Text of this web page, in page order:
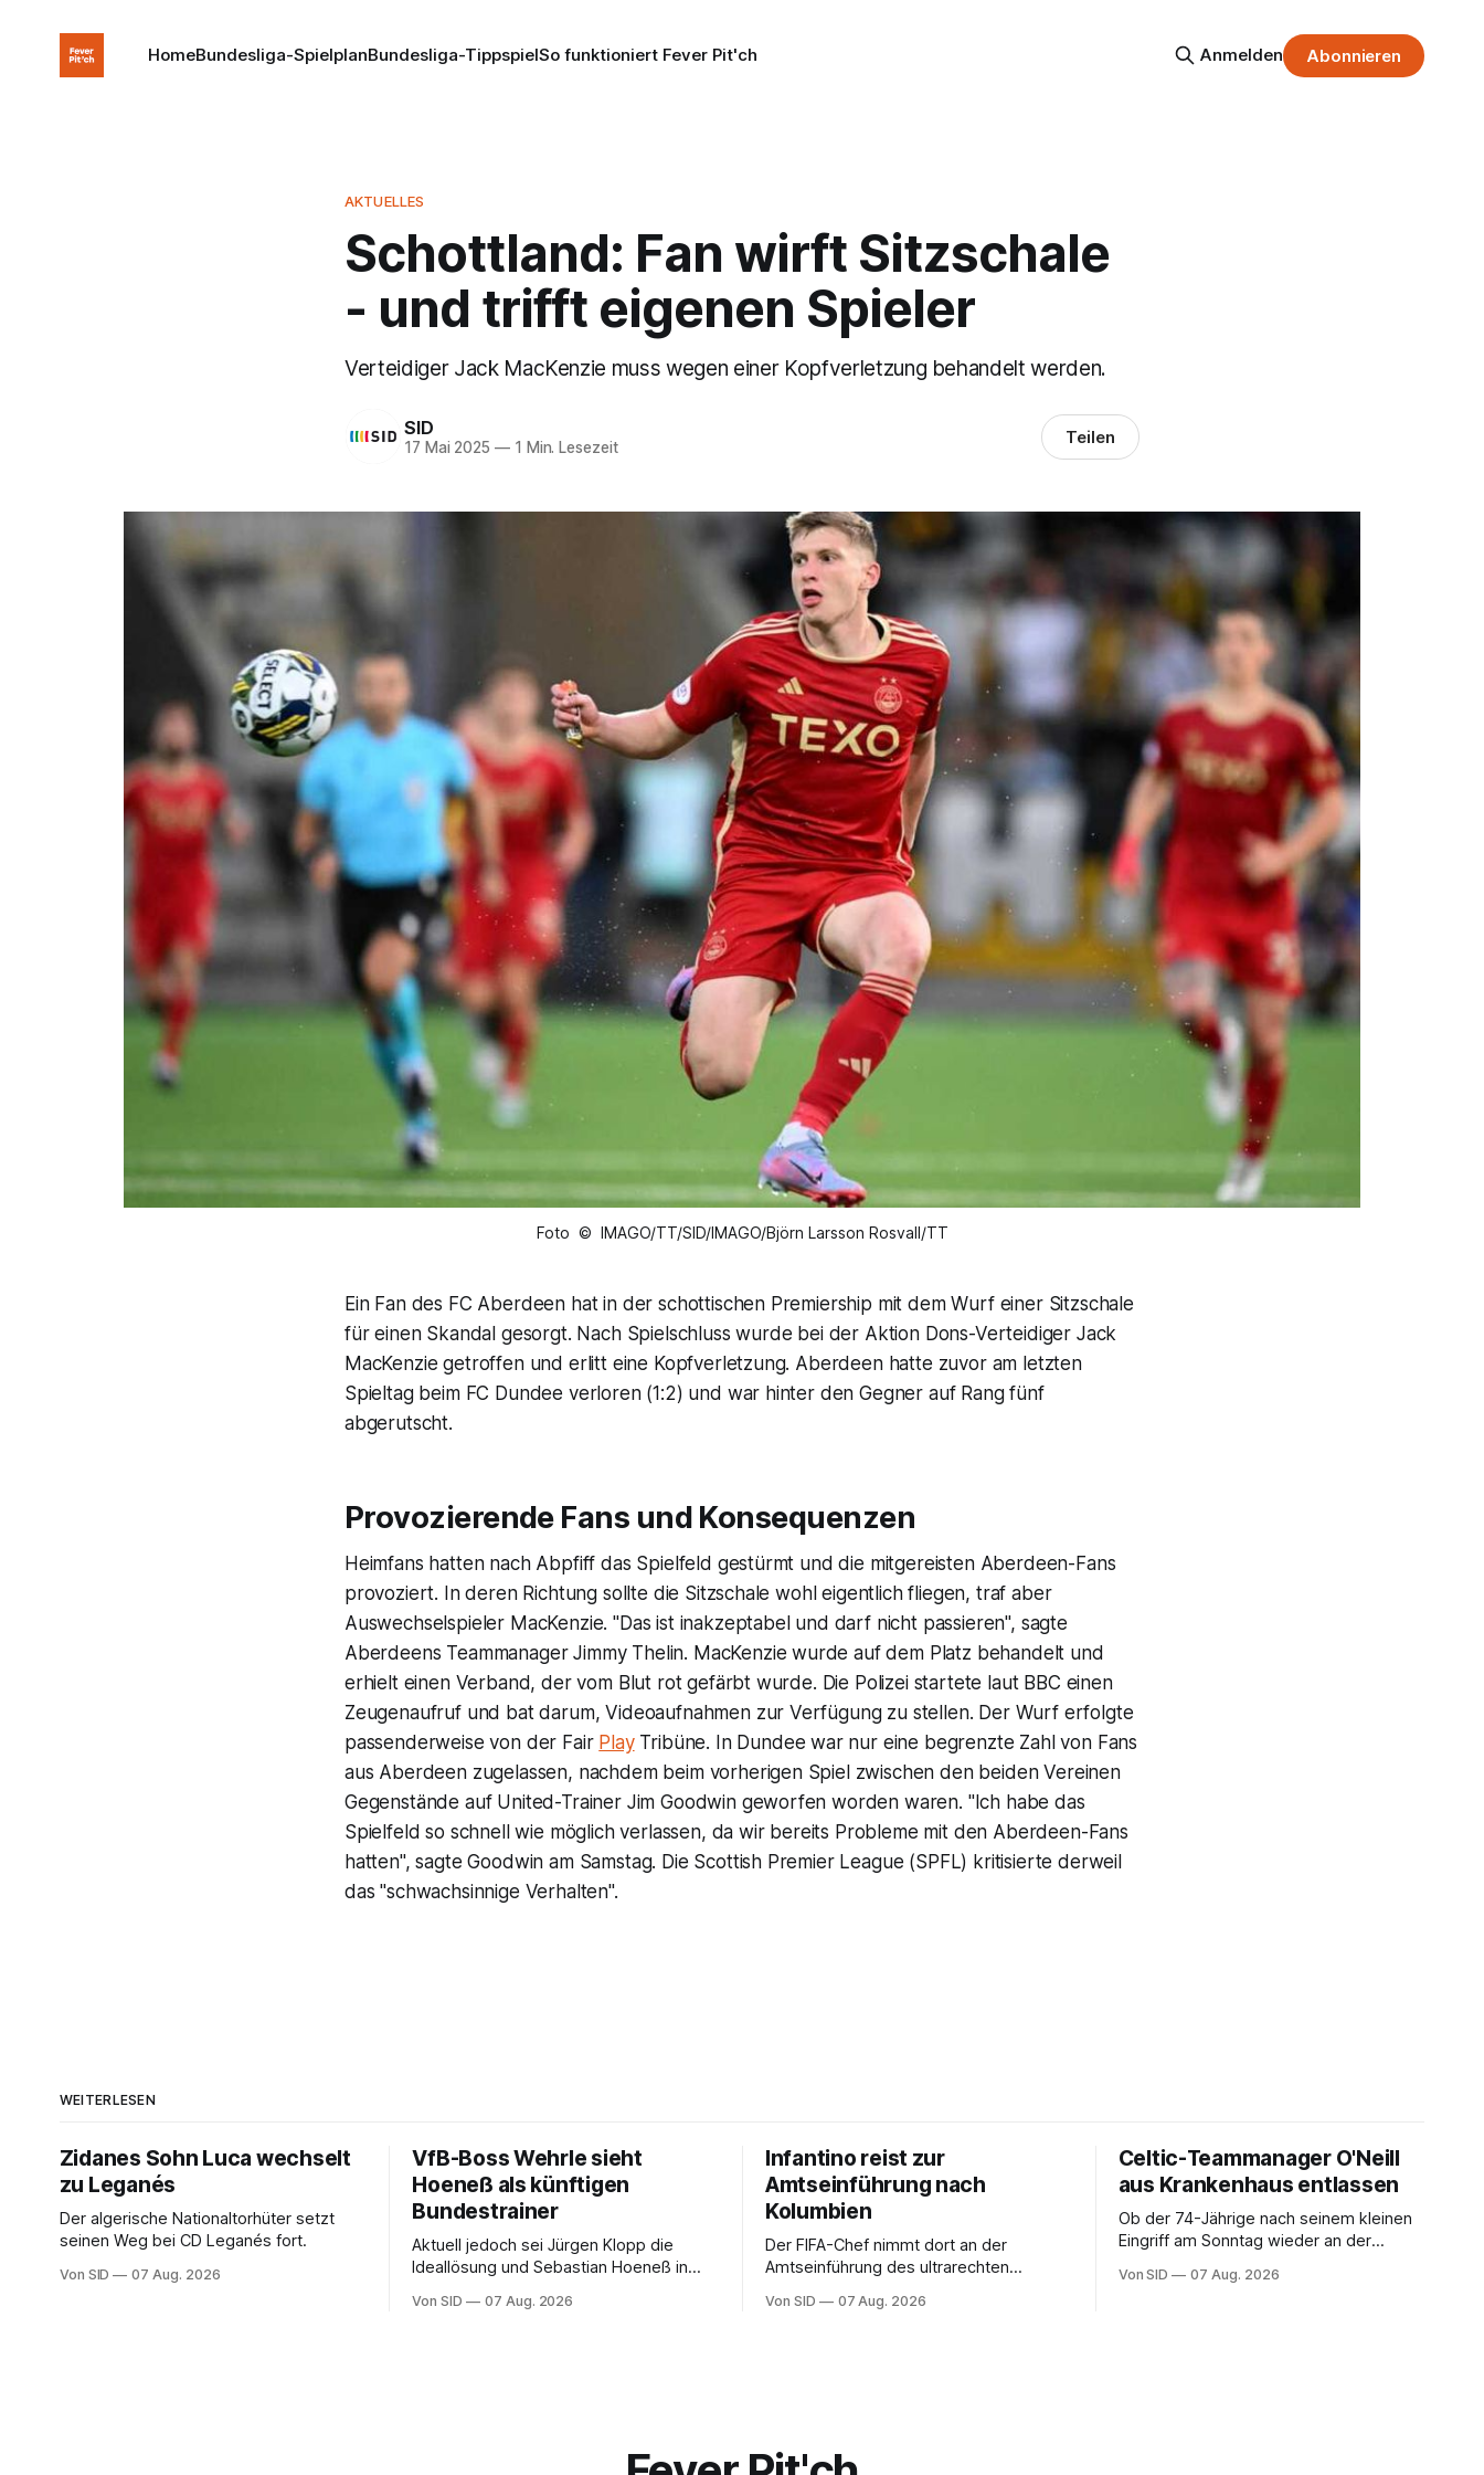
HomeBundesliga-SpielplanBundesliga-TippspielSo funktioniert Fever Pit'ch Anmelden Abonnieren
AKTUELLES
Schottland: Fan wirft Sitzschale
- und trifft eigenen Spieler
Verteidiger Jack MacKenzie muss wegen einer Kopfverletzung behandelt werden.
SID
17 Mai 2025 —1 Min. Lesezeit Teilen
Foto © IMAGO/TT/SID/IMAGO/Björn Larsson Rosvall/TT
Ein Fan des FC Aberdeen hat in der schottischen Premiership mit dem Wurf einer Sitzschale
für einen Skandal gesorgt. Nach Spielschluss wurde bei der Aktion Dons-Verteidiger Jack
MacKenzie getroffen und erlitt eine Kopfverletzung. Aberdeen hatte zuvor am letzten
Spieltag beim FC Dundee verloren (1:2) und war hinter den Gegner auf Rang fünf
abgerutscht.
Provozierende Fans und Konsequenzen
Heimfans hatten nach Abpfiff das Spielfeld gestürmt und die mitgereisten Aberdeen-Fans
provoziert. In deren Richtung sollte die Sitzschale wohl eigentlich fliegen, traf aber
Auswechselspieler MacKenzie. "Das ist inakzeptabel und darf nicht passieren", sagte
Aberdeens Teammanager Jimmy Thelin. MacKenzie wurde auf dem Platz behandelt und
erhielt einen Verband, der vom Blut rot gefärbt wurde. Die Polizei startete laut BBC einen
Zeugenaufruf und bat darum, Videoaufnahmen zur Verfügung zu stellen. Der Wurf erfolgte
passenderweise von der Fair PlayTribüne. In Dundee war nur eine begrenzte Zahl von Fans
aus Aberdeen zugelassen, nachdem beim vorherigen Spiel zwischen den beiden Vereinen
Gegenstände auf United-Trainer Jim Goodwin geworfen worden waren. "Ich habe das
Spielfeld so schnell wie möglich verlassen, da wir bereits Probleme mit den Aberdeen-Fans
hatten", sagte Goodwin am Samstag. Die Scottish Premier League (SPFL) kritisierte derweil
das "schwachsinnige Verhalten".
WEITERLESEN
Zidanes Sohn Luca wechselt
zu Leganés
Der algerische Nationaltorhüter setzt
seinen Weg bei CD Leganés fort.
Von SID 07 Aug. 2026
VfB-Boss Wehrle sieht
Hoeneß als künftigen
Bundestrainer
Aktuell jedoch sei Jürgen Klopp die
Ideallösung und Sebastian Hoeneß in
Wehrle.
Von SID 07 Aug. 2026
Infantino reist zur
Amtseinführung nach
Kolumbien
Der FIFA-Chef nimmt dort an der
Amtseinführung des ultrarechten
Von SID 07 Aug. 2026
Celtic-Teammanager O'Neill
aus Krankenhaus entlassen
Ob der 74-Jährige nach seinem kleinen
Eingriff am Sonntag wieder an der
Von SID 07 Aug. 2026